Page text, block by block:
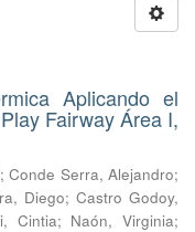
Aplicando el
Fairway Área I,
;Conde Serra, Alejandro;
Diego;Castro Godoy,
Cintia; Naón, Virginia;